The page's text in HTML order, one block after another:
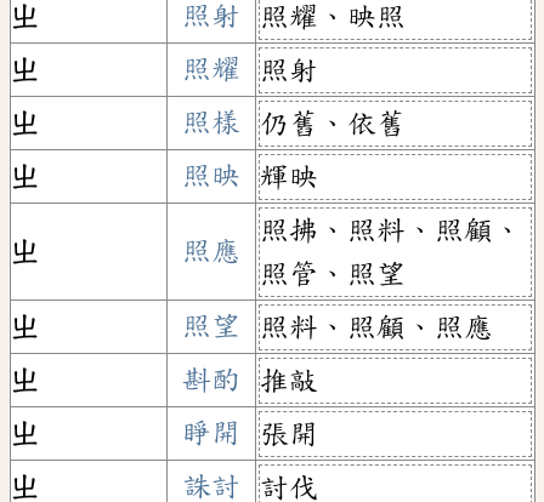
ㄓ
照射
照耀、映照
ㄓ
照耀
照射
ㄓ
照樣
仍舊、依舊
ㄓ
照映 輝映
ㄓ 照應
照拂、照料、照顧、
照管、照望
ㄓ
照望
照料、照顧、照應
ㄓ
斟酌
推敲
ㄓ
睜開
張開
ㄓ
誅討
討伐